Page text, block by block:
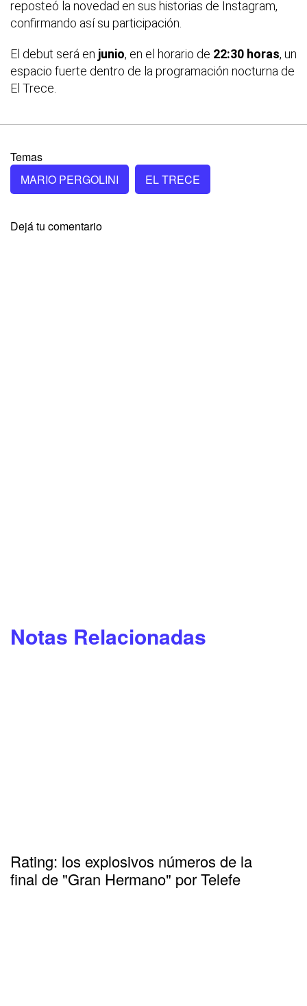
reposteó la novedad en sus historias de Instagram,
confirmando así su participación.
El debut será en junio, en el horario de 22:30 horas, un
espacio fuerte dentro de la programación nocturna de
El Trece.
Temas
MARIO PERGOLINI
EL TRECE
Dejá tu comentario
Notas Relacionadas
Rating: los explosivos números de la
final de "Gran Hermano" por Telefe